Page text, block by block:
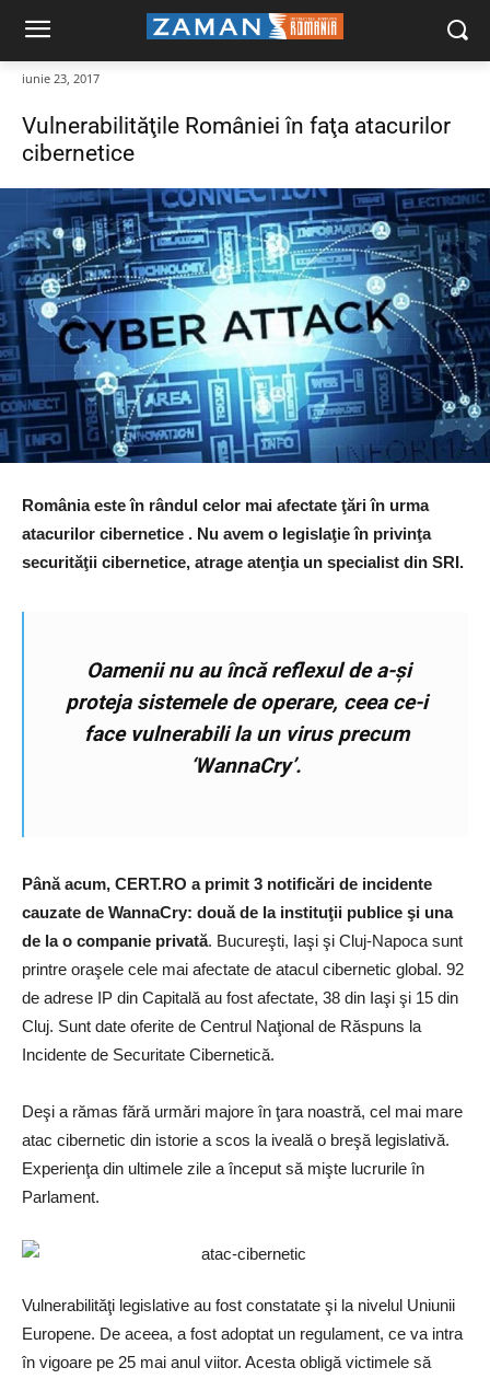
iunie 23, 2017
Vulnerabilităţile României în faţa atacurilor
cibernetice
România este în rândul celor mai afectate ţări în urma
atacurilor cibernetice . Nu avem o legislaţie în privinţa
securităţii cibernetice, atrage atenţia un specialist din SRI.
Oamenii nu au încă reflexul de a-şi
proteja sistemele de operare, ceea ce-i
face vulnerabili la un virus precum
‘WannaCry’.
Până acum, CERT.RO a primit 3 notificări de incidente
cauzate de WannaCry: două de la instituţii publice şi una
de la o companie privată. Bucureşti, Iaşi şi Cluj-Napoca sunt
printre oraşele cele mai afectate de atacul cibernetic global. 92
de adrese IP din Capitală au fost afectate, 38 din Iaşi şi 15 din
Cluj. Sunt date oferite de Centrul Naţional de Răspuns la
Incidente de Securitate Cibernetică.
Deşi a rămas fără urmări majore în ţara noastră, cel mai mare
atac cibernetic din istorie a scos la iveală o breşă legislativă.
Experienţa din ultimele zile a început să mişte lucrurile în
Parlament.
Vulnerabilităţi legislative au fost constatate şi la nivelul Uniunii
Europene. De aceea, a fost adoptat un regulament, ce va intra
în vigoare pe 25 mai anul viitor. Acesta obligă victimele să